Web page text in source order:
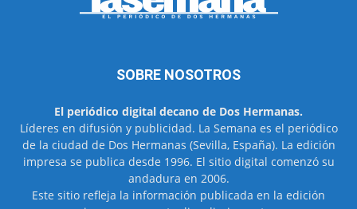
SOBRE NOSOTROS
El periódico digital decano de Dos Hermanas.
Líderes en difusión y publicidad. La Semana es el periódico
de la ciudad de Dos Hermanas (Sevilla, España). La edición
impresa se publica desde 1996. El sitio digital comenzó su
andadura en 2006.
Este sitio refleja la información publicada en la edición